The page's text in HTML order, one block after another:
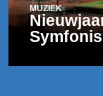
MUZIEK